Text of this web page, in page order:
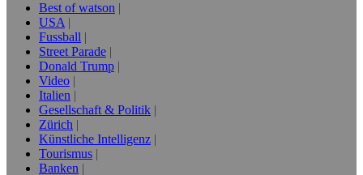
Best of watson
USA
Fussball
Street Parade
Donald Trump
Video
Italien
Gesellschaft & Politik
Zürich
Künstliche Intelligenz
Tourismus
Banken